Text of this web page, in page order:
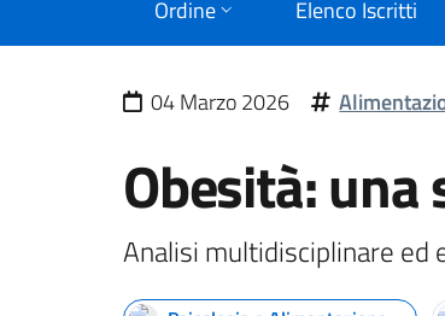
Ordine Elenco Iscritti
04 Marzo 2026
Obesità:
Analisi multidisciplinare ed